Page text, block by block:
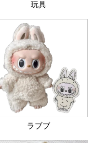
玩具
ラブブ